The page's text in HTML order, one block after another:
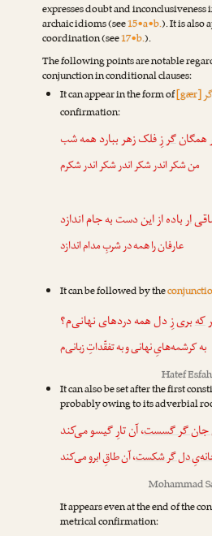
expresses doubt and
archaic idioms (see15•a•b.). It is also
coordination (see17•b.).
The following points are notable
conjunction in conditional clauses:
It can appear in the form of[gær]
confirmation:
همگانگرزِ فلک زهر ببارد همه شب
من شکر اندر شکر اندر شکر اندر شکرم
ارباده از این دست به جام اندازد
عارفان را همه در شربِ مدام اندازد
It can be followed by the
کهبری زِ دل همه دردهای نهانی‌م؟
به کرشمه‌هایِ نهانی و به تفقّداتِ زبانی‌م
Hatef
It can also be set after the first
probably owing to its adverbial
جان گر گسست، آن تارِ گیسو می‌کند
دل گر شکست، آن طاقِ ابرو می‌کند
Mohammad
It appears even at the end of the
metrical confirmation: